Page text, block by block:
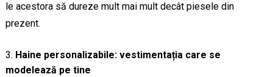
le acestora să dureze mult mai mult decât piesele din
prezent.
Haine personalizabile: vestimentația care se
modelează pe tine